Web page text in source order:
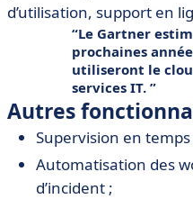
d’utilisation, support en
Le Gartner
prochaines
utiliseront le
services IT.
Autres
Supervision en
Automatisation des
d’incident ;